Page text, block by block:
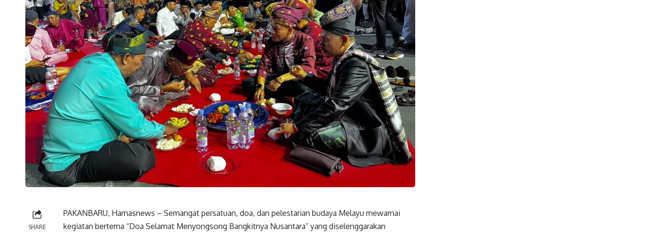
SHARE
PAKANBARU, Harnasnews – Semangat persatuan, doa, dan pelestarian budaya Melayu mewarnai
kegiatan bertema “Doa Selamat Menyongsong Bangkitnya Nusantara” yang diselenggarakan